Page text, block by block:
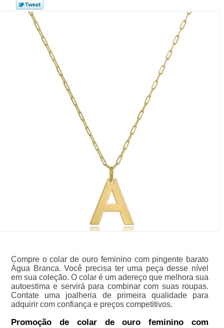
Compre o colar de ouro feminino com pingente barato
Água Branca. Você precisa ter uma peça desse nível
em sua coleção. O colar é um adereço que melhora sua
autoestima e servirá para combinar com suas roupas.
Contate uma joalheria de primeira qualidade para
adquirir com confiança e preços competitivos.
Promoção de colar de ouro feminino com